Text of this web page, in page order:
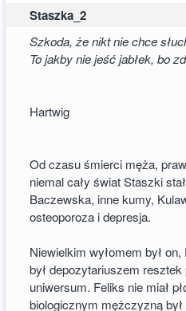
Staszka_2
Szkoda, że nikt nie chce
To jakby nie jeść jabłek, bo
Hartwig
Od czasu śmierci męża,
niemal cały świat Staszki
Baczewska, inne kumy,
osteoporoza i depresja.
Niewielkim wyłomem był
był depozytariuszem
uniwersum. Feliks nie miał
biologicznym mężczyzną